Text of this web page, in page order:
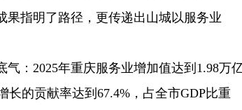
指明了路径，更传递出山城以服务业
：2025年重庆服务业增加值达到1.98万
的贡献率达到67.4%，占全市GDP比重